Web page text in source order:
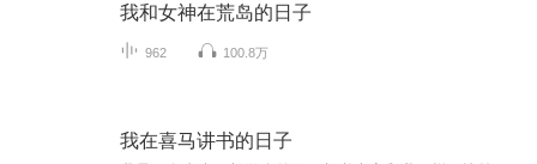
我和女神在荒岛的日子
962 100.8万
我在喜马讲书的日子